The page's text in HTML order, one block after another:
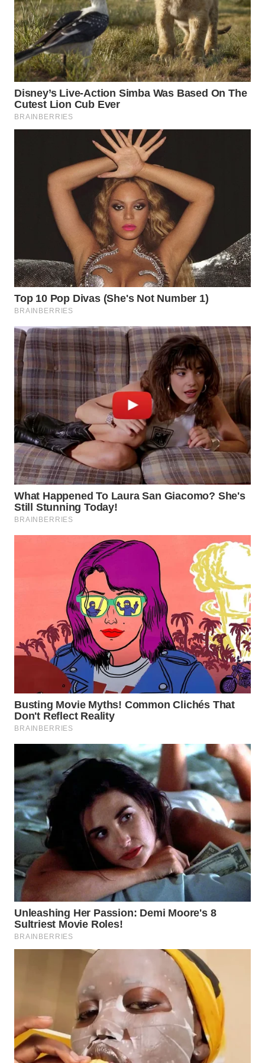
BINJAI
WN
CIREBON
WN
INDRAMAYU
WN
WN
MAJALENGKA
WN
SUKABUMI
WN
WN
PRIANGAN
TIMUR
WN
SEMARANG
WN
SOLO
WN
BOROBUDUR
WN
NATUNA
WN
MANDALIKA
LIKUPANG
WN
LABUANBAJO
WN
BORNEO
Wahana
Media
Group
WAHANA
NEWS
WAHANA
ADVOKAT